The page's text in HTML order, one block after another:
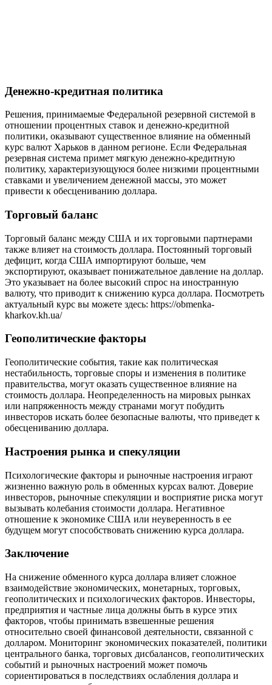
Денежно-кредитная политика
Решения, принимаемые Федеральной резервной системой в
отношении процентных ставок и денежно-кредитной
политики, оказывают существенное влияние на обменный
курс валют Харьков в данном регионе. Если Федеральная
резервная система примет мягкую денежно-кредитную
политику, характеризующуюся более низкими процентными
ставками и увеличением денежной массы, это может
привести к обесцениванию доллара.
Торговый баланс
Торговый баланс между США и их торговыми партнерами
также влияет на стоимость доллара. Постоянный торговый
дефицит, когда США импортируют больше, чем
экспортируют, оказывает понижательное давление на доллар.
Это указывает на более высокий спрос на иностранную
валюту, что приводит к снижению курса доллара. Посмотреть
актуальный курс вы можете здесь: https://obmenka-
kharkov.kh.ua/
Геополитические факторы
Геополитические события, такие как политическая
нестабильность, торговые споры и изменения в политике
правительства, могут оказать существенное влияние на
стоимость доллара. Неопределенность на мировых рынках
или напряженность между странами могут побудить
инвесторов искать более безопасные валюты, что приведет к
обесцениванию доллара.
Настроения рынка и спекуляции
Психологические факторы и рыночные настроения играют
жизненно важную роль в обменных курсах валют. Доверие
инвесторов, рыночные спекуляции и восприятие риска могут
вызывать колебания стоимости доллара. Негативное
отношение к экономике США или неуверенность в ее
будущем могут способствовать снижению курса доллара.
Заключение
На снижение обменного курса доллара влияет сложное
взаимодействие экономических, монетарных, торговых,
геополитических и психологических факторов. Инвесторы,
предприятия и частные лица должны быть в курсе этих
факторов, чтобы принимать взвешенные решения
относительно своей финансовой деятельности, связанной с
долларом. Мониторинг экономических показателей, политики
центрального банка, торговых дисбалансов, геополитических
событий и рыночных настроений может помочь
сориентироваться в последствиях ослабления доллара и